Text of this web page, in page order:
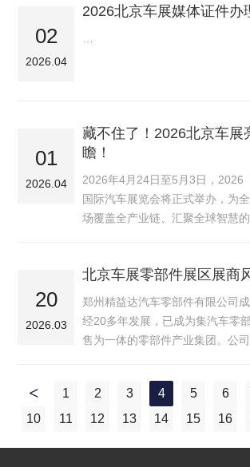
02
2026.04
2026北京车展媒体证件办
01
2026.04
藏不住了！2026北京车展
瞻！
2026年4月24日至5月3日，2026
国际汽车展​览会将正式举办，为
场覆盖全产业链、汇聚全球智慧的
20
2026.03
北京车展零部件展区展商
郑州精益达汽车零部件有限公司
经20多年发展，已成为集汽车零
售为一体的零部件产业集团。公司
汽车零部件品牌，服务于客车、
机械等各…
一
1 2 3 4 5 6
10
11 12 13 14 15 16